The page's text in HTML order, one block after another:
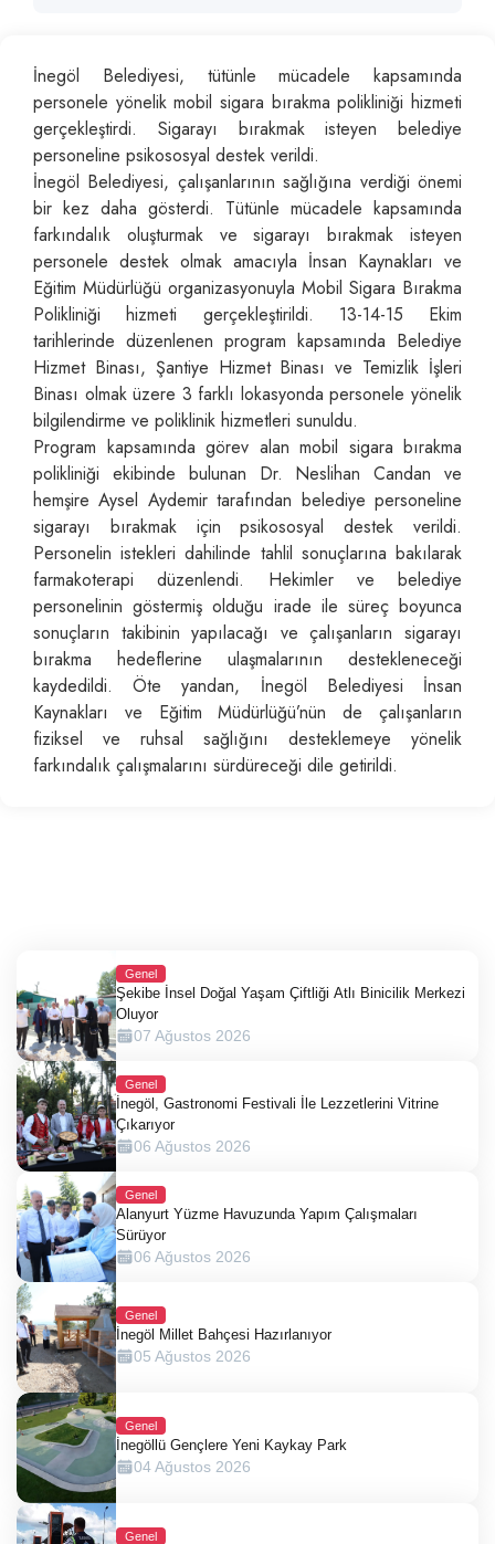
İnegöl Belediyesi, tütünle mücadele kapsamında
personele yönelik mobil sigara bırakma polikliniği hizmeti
gerçekleştirdi. Sigarayı bırakmak isteyen belediye
personeline psikososyal destek verildi.
İnegöl Belediyesi, çalışanlarının sağlığına verdiği önemi
bir kez daha gösterdi. Tütünle mücadele kapsamında
farkındalık oluşturmak ve sigarayı bırakmak isteyen
personele destek olmak amacıyla İnsan Kaynakları ve
Eğitim Müdürlüğü organizasyonuyla Mobil Sigara Bırakma
Polikliniği hizmeti gerçekleştirildi. 13-14-15 Ekim
tarihlerinde düzenlenen program kapsamında Belediye
Hizmet Binası, Şantiye Hizmet Binası ve Temizlik İşleri
Binası olmak üzere 3 farklı lokasyonda personele yönelik
bilgilendirme ve poliklinik hizmetleri sunuldu.
Program kapsamında görev alan mobil sigara bırakma
polikliniği ekibinde bulunan Dr. Neslihan Candan ve
hemşire Aysel Aydemir tarafından belediye personeline
sigarayı bırakmak için psikososyal destek verildi.
Personelin istekleri dahilinde tahlil sonuçlarına bakılarak
farmakoterapi düzenlendi. Hekimler ve belediye
personelinin göstermiş olduğu irade ile süreç boyunca
sonuçların takibinin yapılacağı ve çalışanların sigarayı
bırakma hedeflerine ulaşmalarının destekleneceği
kaydedildi. Öte yandan, İnegöl Belediyesi İnsan
Kaynakları ve Eğitim Müdürlüğü’nün de çalışanların
fiziksel ve ruhsal sağlığını desteklemeye yönelik
farkındalık çalışmalarını sürdüreceği dile getirildi.
Genel
Şekibe İnsel Doğal Yaşam Çiftliği Atlı Binicilik Merkezi
Oluyor
07 Ağustos 2026
Genel
İnegöl, Gastronomi Festivali İle Lezzetlerini Vitrine
Çıkarıyor
06 Ağustos 2026
Genel
Alanyurt Yüzme Havuzunda Yapım Çalışmaları
Sürüyor
06 Ağustos 2026
Genel
İnegöl Millet Bahçesi Hazırlanıyor
05 Ağustos 2026
Genel
İnegöllü Gençlere Yeni Kaykay Park
04 Ağustos 2026
Genel